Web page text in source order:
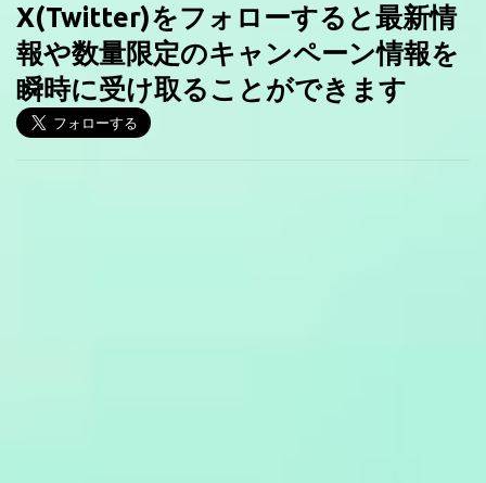
X(Twitter)をフォローすると最新情
報や数量限定のキャンペーン情報を
瞬時に受け取ることができます